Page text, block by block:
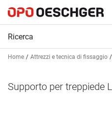
Home Attrezzi e tecnica di fissaggio
Supporto per treppiede